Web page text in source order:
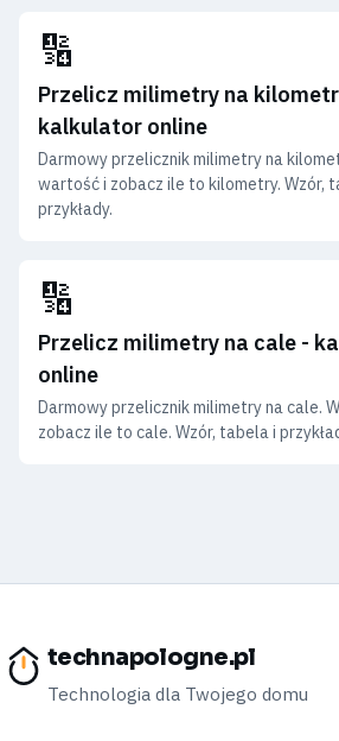
🔢
Przelicz milimetry na
kalkulator online
Darmowy przelicznik milimetry na
wartość i zobacz ile to kilometry. Wzór,
przykłady.
🔢
Przelicz milimetry na cale -
online
Darmowy przelicznik milimetry na cale.
zobacz ile to cale. Wzór, tabela i
technapologne.pl
Technologia dla Twojego domu